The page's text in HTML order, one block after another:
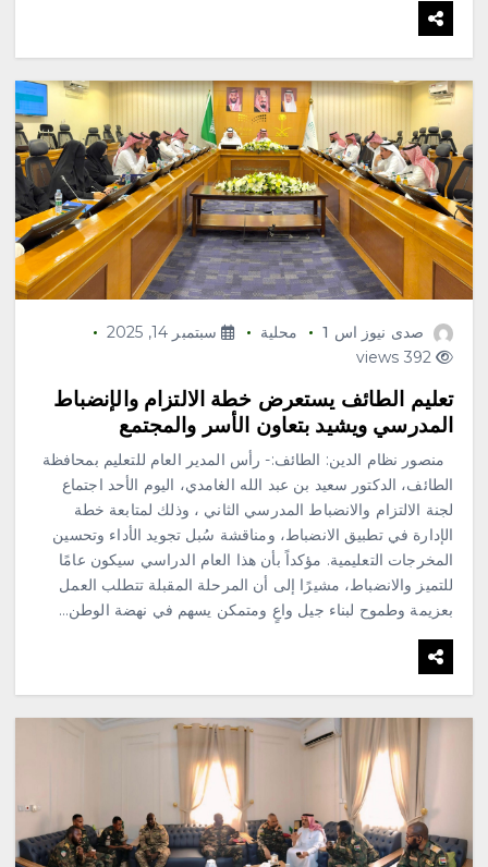
صدى نيوز اس 1 محلية
سبتمبر 14, 2025
392 views
تعليم الطائف يستعرض خطة الالتزام والإنضباط
المدرسي ويشيد بتعاون الأسر والمجتمع
منصور نظام الدين: الطائف:- رأس المدير العام للتعليم بمحافظة
الطائف، الدكتور سعيد بن عبد الله الغامدي، اليوم الأحد اجتماع
لجنة الالتزام والانضباط المدرسي الثاني ، وذلك لمتابعة خطة
الإدارة في تطبيق الانضباط، ومناقشة سُبل تجويد الأداء وتحسين
المخرجات التعليمية. مؤكداً بأن هذا العام الدراسي سيكون عامًا
للتميز والانضباط، مشيرًا إلى أن المرحلة المقبلة تتطلب العمل
بعزيمة وطموح لبناء جيل واعٍ ومتمكن يسهم في نهضة الوطن…